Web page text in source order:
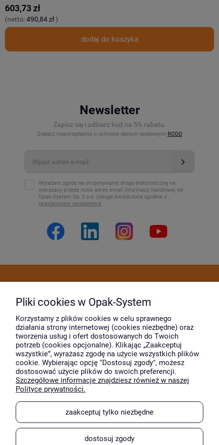
603,73 zł
(netto:490,84 zł)
dodaj do koszyka
Newsletter
Zapisz się i odbierz kod na 5% rabatu.
Zobacz rozporządzenie o ochronie danych osobowych RODO
Wyrażam zgodę na otrzymywanie drogą elektroniczną na
wskazany przeze mnie adres email informacji handlowej od
Opak-System Sp. z o.o. Usługa świadczona zgodnie z
regulaminem newslettera
Moje konto
O firmie
Wyróżnili nas
Pliki cookies w Opak-System
Korzystamy z plików cookies w celu sprawnego
działania strony internetowej (cookies niezbędne) oraz
tworzenia usług i ofert dostosowanych do Twoich
potrzeb (cookies opcjonalne). Klikając „Zaakceptuj
wszystkie”, wyrażasz zgodę na użycie wszystkich plików
cookie. Wybierając opcję "Dostosuj zgody", możesz
dostosować użycie plików do swoich preferencji.
Szczegółowe informacje znajdziesz również w naszej
Polityce prywatności.
zaakceptuj tylko niezbędne
dostosuj zgody